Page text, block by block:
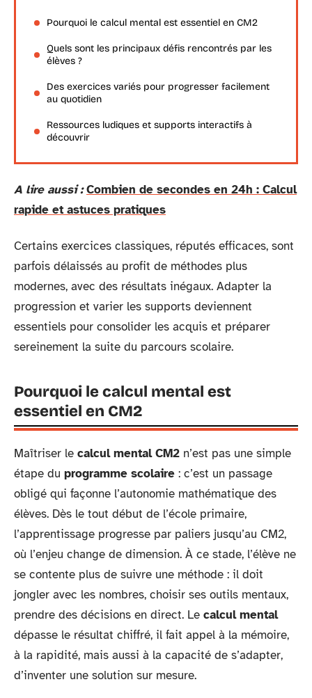
Pourquoi le calcul mental est essentiel en CM2
Quels sont les principaux défis rencontrés par les
élèves ?
Des exercices variés pour progresser facilement
au quotidien
Ressources ludiques et supports interactifs à
découvrir
A lire aussi : Combien de secondes en 24h : Calcul
rapide et astuces pratiques
Certains exercices classiques, réputés efficaces, sont
parfois délaissés au profit de méthodes plus
modernes, avec des résultats inégaux. Adapter la
progression et varier les supports deviennent
essentiels pour consolider les acquis et préparer
sereinement la suite du parcours scolaire.
Pourquoi le calcul mental est
essentiel en CM2
Maîtriser le calcul mental CM2 n’est pas une simple
étape du programme scolaire : c’est un passage
obligé qui façonne l’autonomie mathématique des
élèves. Dès le tout début de l’école primaire,
l’apprentissage progresse par paliers jusqu’au CM2,
où l’enjeu change de dimension. À ce stade, l’élève ne
se contente plus de suivre une méthode : il doit
jongler avec les nombres, choisir ses outils mentaux,
prendre des décisions en direct. Le calcul mental
dépasse le résultat chiffré, il fait appel à la mémoire,
à la rapidité, mais aussi à la capacité de s’adapter,
d’inventer une solution sur mesure.